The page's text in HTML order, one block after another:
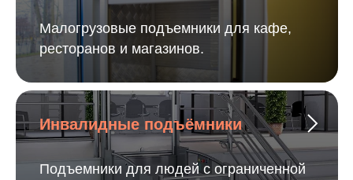
Малогрузовые подъемники для кафе,
ресторанов и магазинов.
Инвалидные подъёмники
Подъемники для людей с ограниченной